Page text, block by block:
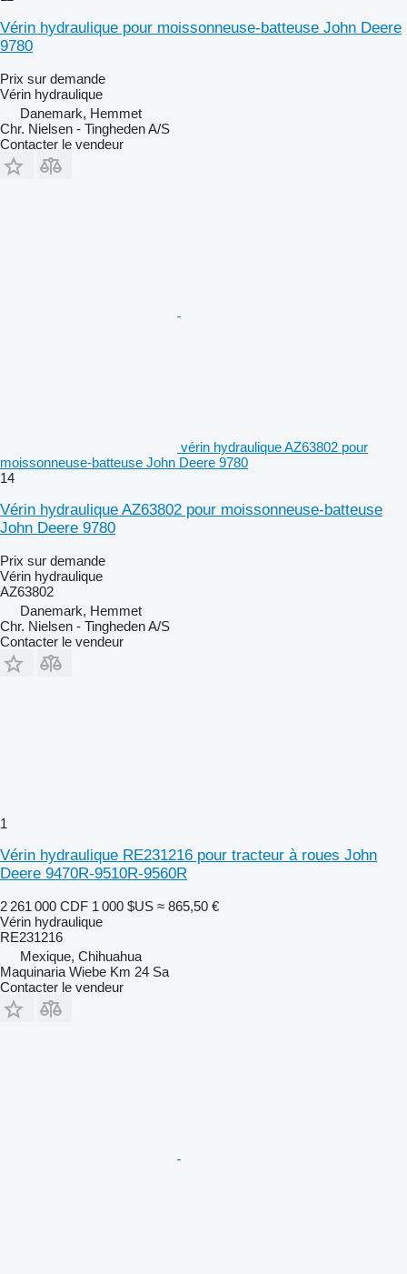
Vérin hydraulique pour moissonneuse-batteuse John Deere
9780
Prix sur demande
Vérin hydraulique
Danemark, Hemmet
Chr. Nielsen - Tingheden A/S
Contacter le vendeur
vérin hydraulique AZ63802 pour
moissonneuse-batteuse John Deere 9780
14
Vérin hydraulique AZ63802 pour moissonneuse-batteuse
John Deere 9780
Prix sur demande
Vérin hydraulique
AZ63802
Danemark, Hemmet
Chr. Nielsen - Tingheden A/S
Contacter le vendeur
1
Vérin hydraulique RE231216 pour tracteur à roues John
Deere 9470R-9510R-9560R
2 261 000 CDF 1 000 $US ≈ 865,50 €
Vérin hydraulique
RE231216
Mexique, Chihuahua
Maquinaria Wiebe Km 24 Sa
Contacter le vendeur